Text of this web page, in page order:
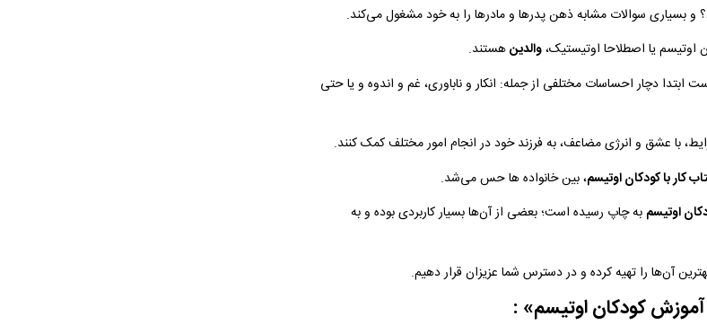
و بسیاری سوالات مشابه ذهن پدرها و مادرها را به خود مشغول می‌کند.
یا اصطلاحا اوتیستیک،والدینهستند.
دچار احساسات مختلفی از جمله: انکار و ناباوری، غم و اندوه و یا حتی
با عشق و انرژی مضاعف، به فرزند خود در انجام امور مختلف کمک کنند.
کار با کودکان اوتیسم، بین خانواده ها حس می‌شد.
اوتیسم به چاپ رسیده است؛ بعضی از آن‌ها بسیار کاربردی بوده و به
آن‌ها را تهیه کرده و در دسترس شما عزیزان قرار دهیم.